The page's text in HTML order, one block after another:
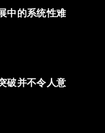
中的系统性难
破并不令人意